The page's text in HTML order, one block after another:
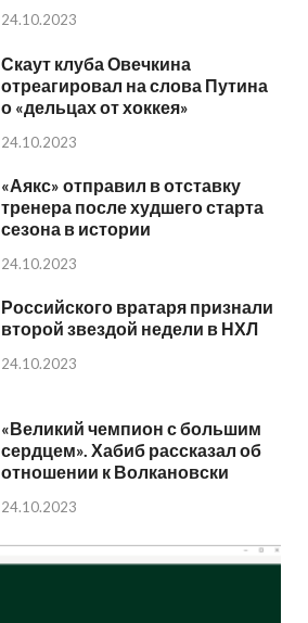
24.10.2023
Скаут клуба Овечкина
отреагировал на слова Путина
о «дельцах от хоккея»
24.10.2023
«Аякс» отправил в отставку
тренера после худшего старта
сезона в истории
24.10.2023
Российского вратаря признали
второй звездой недели в НХЛ
24.10.2023
«Великий чемпион с большим
сердцем». Хабиб рассказал об
отношении к Волкановски
24.10.2023